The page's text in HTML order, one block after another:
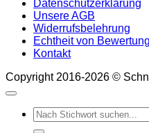
Datenschutzerklärung
Unsere AGB
Widerrufsbelehrung
Echtheit von
Kontakt
Copyright 2016-2026 ©
Suchen
nach: